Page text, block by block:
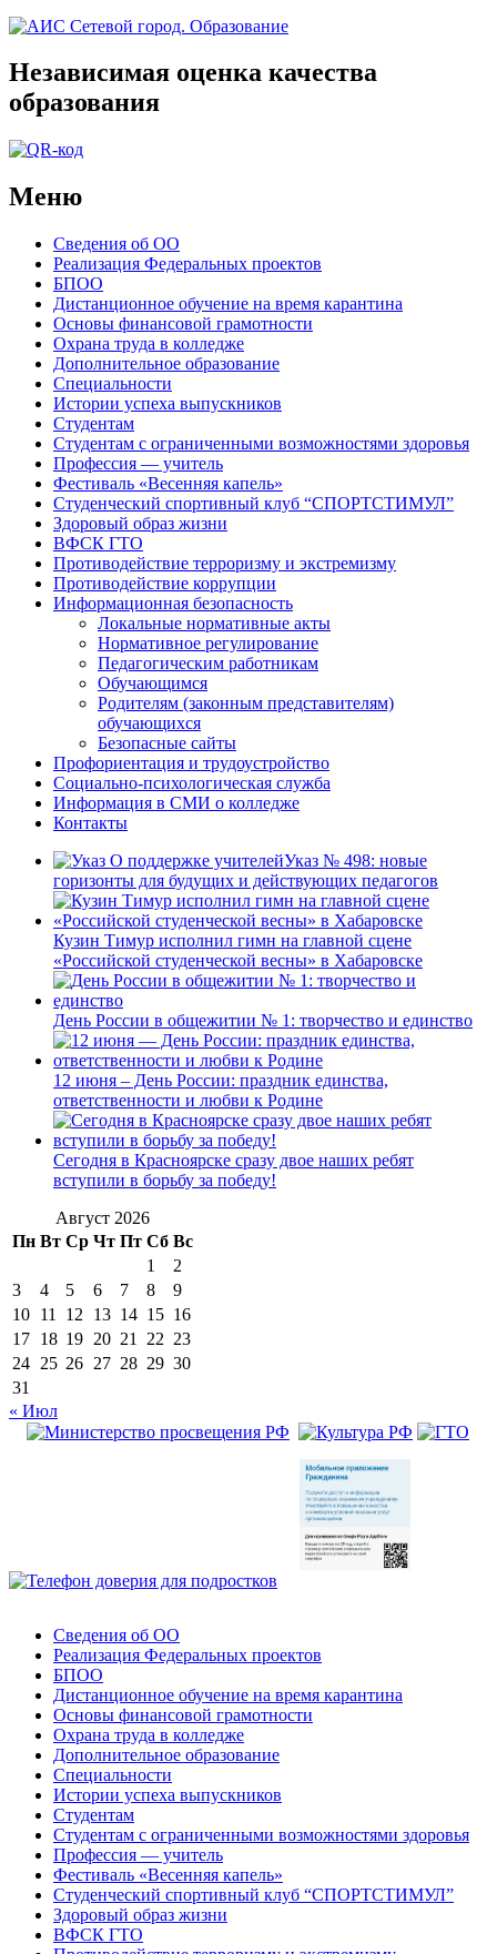
Независимая оценка качества
образования
Меню
Сведения об ОО
Реализация Федеральных проектов
БПОО
Дистанционное обучение на время карантина
Основы финансовой грамотности
Охрана труда в колледже
Дополнительное образование
Специальности
Истории успеха выпускников
Студентам
Студентам с ограниченными возможностями здоровья
Профессия — учитель
Фестиваль «Весенняя капель»
Студенческий спортивный клуб “СПОРТСТИМУЛ”
Здоровый образ жизни
ВФСК ГТО
Противодействие терроризму и экстремизму
Противодействие коррупции
Информационная безопасность
Локальные нормативные акты
Нормативное регулирование
Педагогическим работникам
Обучающимся
Родителям (законным представителям)
обучающихся
Безопасные сайты
Профориентация и трудоустройство
Социально-психологическая служба
Информация в СМИ о колледже
Контакты
Указ № 498: новые
горизонты для будущих и действующих педагогов
Кузин Тимур исполнил гимн на главной сцене
«Российской студенческой весны» в Хабаровске
День России в общежитии № 1: творчество и единство
12 июня – День России: праздник единства,
ответственности и любви к Родине
Сегодня в Красноярске сразу двое наших ребят
вступили в борьбу за победу!
Август 2026
Пн Вт Ср Чт Пт Сб Вс
1
2
3
4 5 6 7 8
9
10 11 12 13 14 15 16
17 18 19 20 21 22 23
24 25 26 27 28 29 30
31
« Июл
Сведения об ОО
Реализация Федеральных проектов
БПОО
Дистанционное обучение на время карантина
Основы финансовой грамотности
Охрана труда в колледже
Дополнительное образование
Специальности
Истории успеха выпускников
Студентам
Студентам с ограниченными возможностями здоровья
Профессия — учитель
Фестиваль «Весенняя капель»
Студенческий спортивный клуб “СПОРТСТИМУЛ”
Здоровый образ жизни
ВФСК ГТО